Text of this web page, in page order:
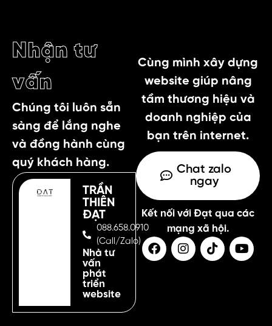
Nhận tư
vấn
Chúng tôi luôn sẵn
sàng để lắng nghe
và đồng hành cùng
quý khách hàng.
TRẦN
THIÊN
ĐẠT
088.658.0910
(Call/Zalo)
Nhà tư
vấn
phát
triển
website
Cùng mình xây dựng
website giúp nâng
tầm thương hiệu và
doanh nghiệp của
bạn trên internet.
Chat zalo
ngay
Kết nối với Đạt qua các
mạng xã hội.